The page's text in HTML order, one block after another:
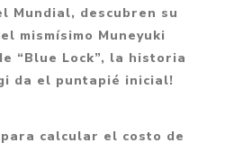
Mundial, descubren su
mismísimo Muneyuki
“Blue Lock”, la historia
da el puntapié inicial!
calcular el costo de